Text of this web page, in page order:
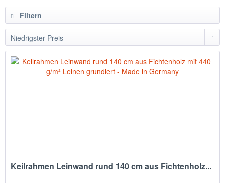
Filtern
Keilrahmen Leinwand rund 140 cm aus Fichtenholz...